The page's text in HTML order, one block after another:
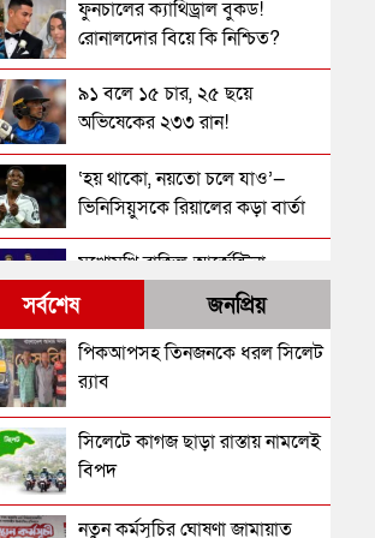
ফুনচালের ক্যাথিড্রাল বুকড!
রোনালদোর বিয়ে কি নিশ্চিত?
৯১ বলে ১৫ চার, ২৫ ছয়ে
অভিষেকের ২৩৩ রান!
‘হয় থাকো, নয়তো চলে যাও’—
ভিনিসিয়ুসকে রিয়ালের কড়া বার্তা
মুখোমুখি ব্রাজিল-আর্জেন্টিনা,
উত্তেজনা চরমে
আর্জেন্টিনার বি রু দ্ধে প্রচারণায় কারা
টাকা ঢালছে জানালেন দেশটির
বিশ্বকাপের পর মাঠে নেমেই জোড়া
গোল নেইমারের
কলকাতায় ভারতের বিপক্ষে খেলবে
সর্বশেষ জনপ্রিয়
পিকআপসহ তিনজনকে ধরল সিলেট
র‌্যাব
সিলেটে কাগজ ছাড়া রাস্তায় নামলেই
বিপদ
নতুন কর্মসূচির ঘোষণা জামায়াত